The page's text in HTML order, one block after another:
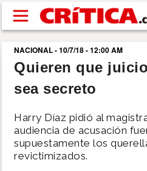
Pasar al contenido principal
buscar
SUCESOS
NACIONAL
POLÍTICA
NACIONAL - 10/7/18 - 12:00 AM
Quieren que
sea secreto
Harry Díaz pidió al
audiencia de acusación
supuestamente los
revictimizados.